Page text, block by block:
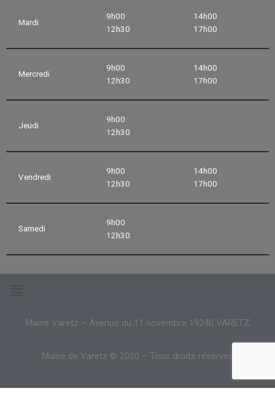
Mardi
9h00
12h30
14h00
17h00
Mercredi
9h00
12h30
14h00
17h00
Jeudi
9h00
12h30
Vendredi
9h00
12h30
14h00
17h00
Samedi
9h00
12h30
Mairie Varetz – Avenue du 11 novembre 19240 VARETZ
Mairie de Varetz © 2020 – Tous droits réservés